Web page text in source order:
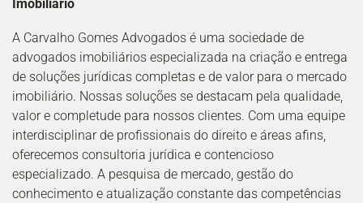
Imobiliário
A Carvalho Gomes Advogados é uma sociedade de
advogados imobiliários especializada na criação e entrega
de soluções jurídicas completas e de valor para o mercado
imobiliário. Nossas soluções se destacam pela qualidade,
valor e completude para nossos clientes. Com uma equipe
interdisciplinar de profissionais do direito e áreas afins,
oferecemos consultoria jurídica e contencioso
especializado. A pesquisa de mercado, gestão do
conhecimento e atualização constante das competências